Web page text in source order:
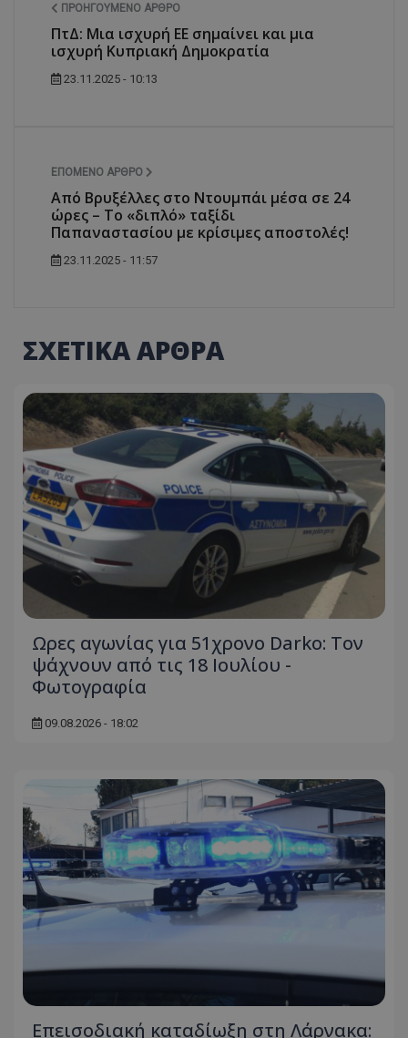
ΠΡΟΗΓΟΎΜΕΝΟ ΆΡΘΡΟ
ΠτΔ: Μια ισχυρή ΕΕ σημαίνει και μια
ισχυρή Κυπριακή Δημοκρατία
23.11.2025 - 10:13
ΕΠΌΜΕΝΟ ΆΡΘΡΟ
Από Βρυξέλλες στο Ντουμπάι μέσα σε 24
ώρες – Το «διπλό» ταξίδι
Παπαναστασίου με κρίσιμες αποστολές!
23.11.2025 - 11:57
ΣΧΕΤΙΚΑ ΑΡΘΡΑ
Ωρες αγωνίας για 51χρονο Darko: Τον
ψάχνουν από τις 18 Ιουλίου -
Φωτογραφία
09.08.2026 - 18:02
Επεισοδιακή καταδίωξη στη Λάρνακα: